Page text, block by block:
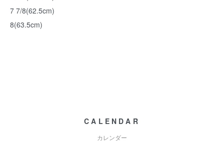
7 7/8(62.5cm)
8(63.5cm)
CALENDAR
カレンダー